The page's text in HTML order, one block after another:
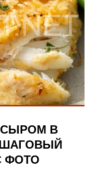
В
ФОТО